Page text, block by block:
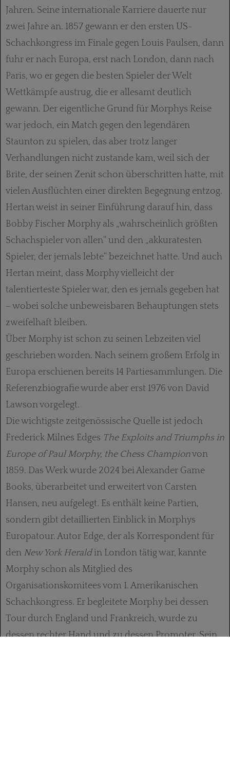
Jahren. Seine internationale Karriere dauerte nur
zwei Jahre an. 1857 gewann er den ersten US-
Schachkongress im Finale gegen Louis Paulsen, dann
fuhr er nach Europa, erst nach London, dann nach
Paris, wo er gegen die besten Spieler der Welt
Wettkämpfe austrug, die er allesamt deutlich
gewann. Der eigentliche Grund für Morphys Reise
war jedoch, ein Match gegen den legendären
Staunton zu spielen, das aber trotz langer
Verhandlungen nicht zustande kam, weil sich der
Brite, der seinen Zenit schon überschritten hatte, mit
vielen Ausflüchten einer direkten Begegnung entzog.
Hertan weist in seiner Einführung darauf hin, dass
Bobby Fischer Morphy als „wahrscheinlich größten
Schachspieler von allen“ und den „akkuratesten
Spieler, der jemals lebte“ bezeichnet hatte. Und auch
Hertan meint, dass Morphy vielleicht der
talentierteste Spieler war, den es jemals gegeben hat
– wobei solche unbeweisbaren Behauptungen stets
zweifelhaft bleiben.
Über Morphy ist schon zu seinen Lebzeiten viel
geschrieben worden. Nach seinem großem Erfolg in
Europa erschienen bereits 14 Partiesammlungen. Die
Referenzbiografie wurde aber erst 1976 von David
Lawson vorgelegt.
Die wichtigste zeitgenössische Quelle ist je­doch
Frederick Milnes Edges The Exploits and Triumphs in
Europe of Paul Morphy, the Chess Championvon
1859. Das Werk wurde 2024 bei Alexander Game
Books, überarbeitet und erweitert von Carsten
Hansen, neu aufgelegt. Es enthält keine Partien,
sondern gibt detaillierten Einblick in Morphys
Europatour. Autor Edge, der als Korrespondent für
den New York Heraldin London tätig war, kannte
Morphy schon als Mitglied des
Organisationskomitees vom 1. Amerikanischen
Schachkongress. Er be­gleitete Morphy bei dessen
Tour durch England und Frankreich, wurde zu
dessen rechter Hand und zu dessen Promoter. Sein